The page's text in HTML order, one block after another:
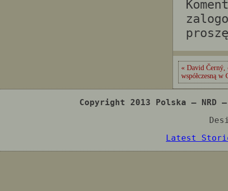
« David Černý,
współczesną w
Copyright 2013 Polska –
Latest